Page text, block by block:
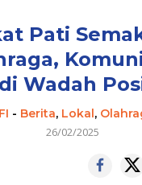
Pati
Wadah
- Berita, Lokal,
26/02/2025